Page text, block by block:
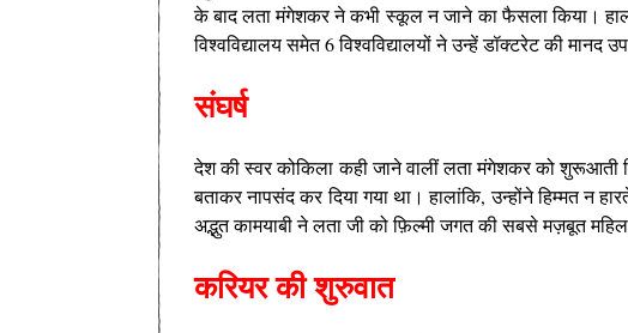
के बाद लता मंगेशकर ने कभी स्कूल न जाने का फैसला किया।
विश्वविद्यालय समेत 6 विश्वविद्यालयों ने उन्हें डॉक्टरेट की मानद
संघर्ष
देश की स्वर कोकिला कही जाने वालीं लता मंगेशकर को शुरूआती
बताकर नापसंद कर दिया गया था। हालांकि, उन्होंने हिम्मत न
अद्भुत कामयाबी ने लता जी को फ़िल्मी जगत की सबसे मज़बूत
करियर की शुरुवात